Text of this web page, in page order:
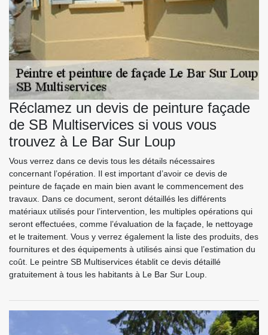
Réclamez un devis de peinture façade
de SB Multiservices si vous vous
trouvez à Le Bar Sur Loup
Vous verrez dans ce devis tous les détails nécessaires
concernant l’opération. Il est important d’avoir ce devis de
peinture de façade en main bien avant le commencement des
travaux. Dans ce document, seront détaillés les différents
matériaux utilisés pour l’intervention, les multiples opérations qui
seront effectuées, comme l’évaluation de la façade, le nettoyage
et le traitement. Vous y verrez également la liste des produits, des
fournitures et des équipements à utilisés ainsi que l’estimation du
coût. Le peintre SB Multiservices établit ce devis détaillé
gratuitement à tous les habitants à Le Bar Sur Loup.